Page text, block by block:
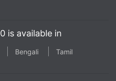
is available in
Bengali Tamil